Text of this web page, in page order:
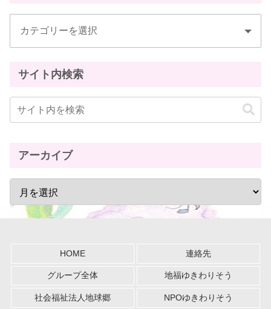
サイト内検索
アーカイブ
HOME 連絡先
グループ全体 地福ゆきわりそう
社会福祉法人地球郷 NPOゆきわりそう